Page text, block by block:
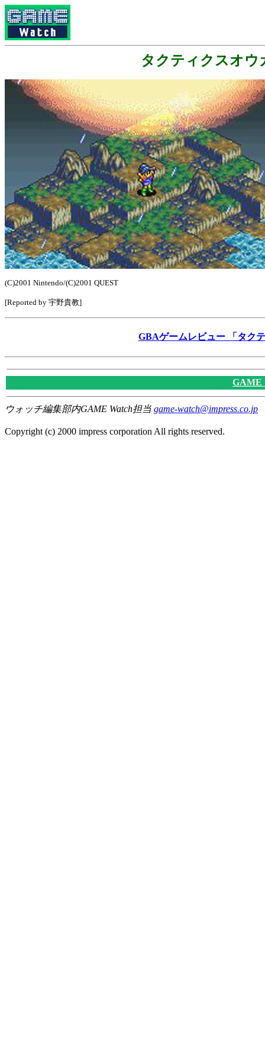
タクティクスオウ
(C)2001 Nintendo/(C)2001 QUEST
[Reported by 宇野貴教]
GBAゲームレビュー 「タク
GAME
ウォッチ編集部内GAME Watch担当 game-watch@impress.co.jp
Copyright (c) 2000 impress corporation All rights reserved.